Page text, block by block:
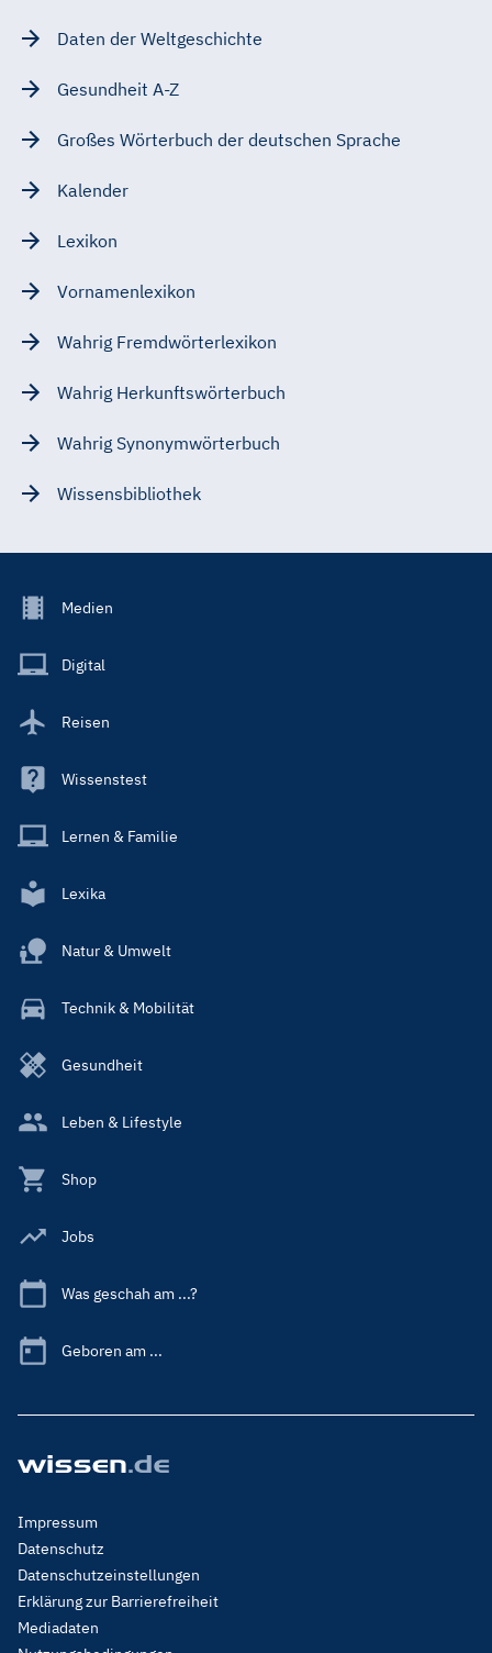
Daten der Weltgeschichte
Gesundheit A-Z
Großes Wörterbuch der deutschen Sprache
Kalender
Lexikon
Vornamenlexikon
Wahrig Fremdwörterlexikon
Wahrig Herkunftswörterbuch
Wahrig Synonymwörterbuch
Wissensbibliothek
Footer
Main
Medien
Digital
Reisen
Wissenstest
Lernen & Familie
Lexika
Natur & Umwelt
Technik & Mobilität
Gesundheit
Leben & Lifestyle
Shop
Jobs
Was geschah am ...?
Geboren am ...
Footer
Menu
Legal
Impressum
Datenschutz
Datenschutzeinstellungen
Erklärung zur Barrierefreiheit
Mediadaten